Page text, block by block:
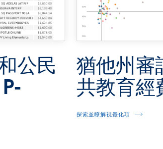
公民
猶他州審
共教育經
探索並瞭解視覺化項